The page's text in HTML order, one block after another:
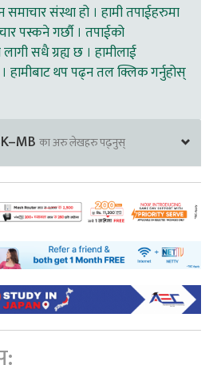
समाचार संस्था हो । हामी तपाईहरुमा
पस्कने गर्छौ । तपाईको
सधै ग्रह्य छ । हामीलाई
हामीबाट थप पढ्न तल क्लिक गर्नुहोस्
का अरु लेखहरु पढ्नुस्